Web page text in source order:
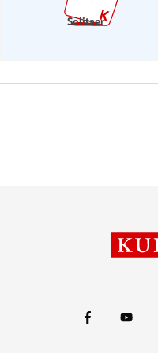
Solitaer